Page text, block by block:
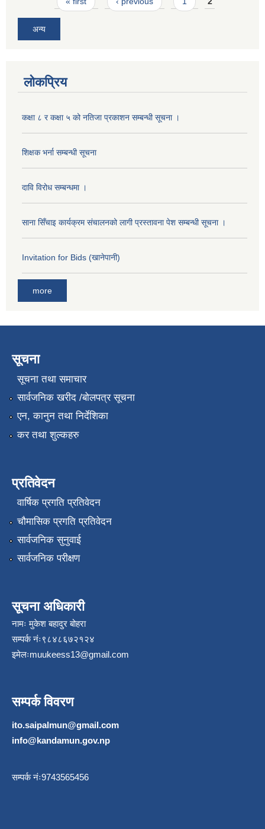
अन्य
लोकप्रिय
कक्षा ८ र कक्षा ५ को नतिजा प्रकाशन सम्बन्धी सूचना ।
शिक्षक भर्ना सम्बन्धी सूचना
दावि विरोध सम्बन्धमा ।
साना सिँचाइ कार्यक्रम संचालनको लागी प्रस्तावना पेश सम्बन्धी सूचना ।
Invitation for Bids (खानेपानी)
more
सूचना
सूचना तथा समाचार
सार्वजनिक खरीद /बोलपत्र सूचना
एन, कानुन तथा निर्देशिका
कर तथा शुल्कहरु
प्रतिवेदन
वार्षिक प्रगति प्रतिवेदन
चौमासिक प्रगति प्रतिवेदन
सार्वजनिक सुनुवाई
सार्वजनिक परीक्षण
सूचना अधिकारी
नामः मुकेश बहादुर बोहरा
सम्पर्क नंः९८४८६७२१२४
इमेलःmuukeess13@gmail.com
सम्पर्क विवरण
ito.saipalmun@gmail.com
info@kandamun.gov.np
सम्पर्क नंः9743565456